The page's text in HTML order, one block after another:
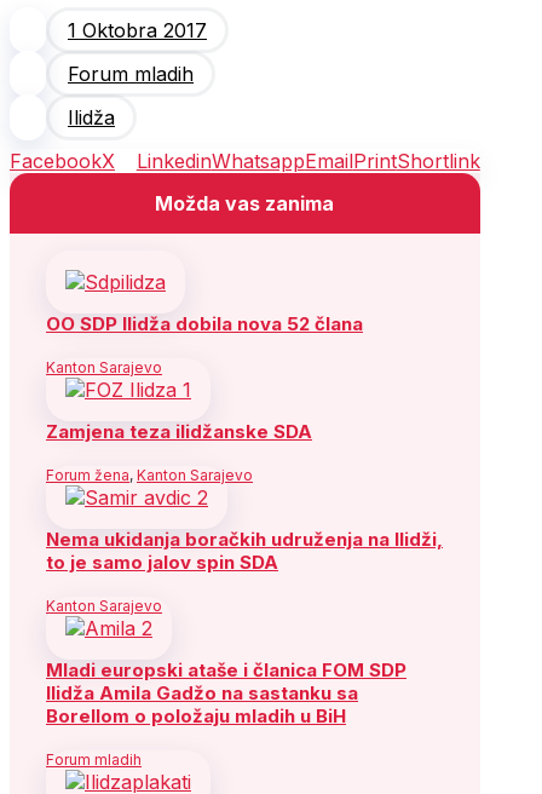
1 Oktobra 2017
Forum mladih
Ilidža
FacebookX LinkedinWhatsappEmailPrintShortlink
Možda vas zanima
OO SDP Ilidža dobila nova 52 člana
Kanton Sarajevo
Zamjena teza ilidžanske SDA
Forum žena, Kanton Sarajevo
Nema ukidanja boračkih udruženja na Ilidži,
to je samo jalov spin SDA
Kanton Sarajevo
Mladi europski ataše i članica FOM SDP
Ilidža Amila Gadžo na sastanku sa
Borellom o položaju mladih u BiH
Forum mladih